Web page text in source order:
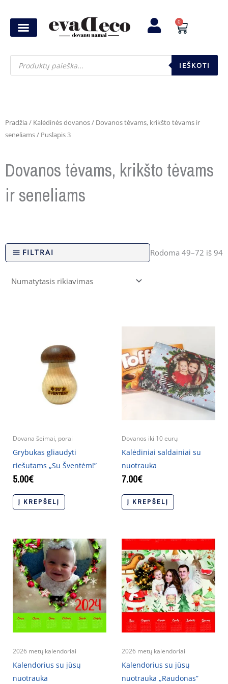
prie
turinio
0
Cart
Products
search IEŠKOTI
Pradžia / Kalėdinės dovanos/ Dovanos tėvams, krikšto tėvams ir
seneliams/ Puslapis 3
Dovanos tėvams, krikšto tėvams
ir seneliams
FILTRAI Rodoma 49–72 iš 94
Dovana šeimai, porai
Grybukas gliaudyti
riešutams „Su Šventėm!”
5.00€
Į KREPŠELĮ
Dovanos iki 10 eurų
Kalėdiniai saldainiai su
nuotrauka
7.00€
Į KREPŠELĮ
2026 metų kalendoriai
Kalendorius su jūsų
nuotrauka
2026 metų kalendoriai
Kalendorius su jūsų
nuotrauka „Raudonas”